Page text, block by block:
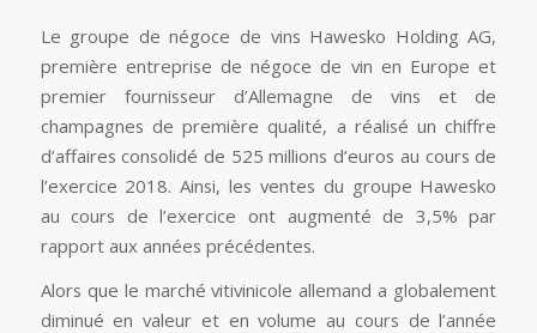
Le groupe de négoce de vins Hawesko Holding AG,
première entreprise de négoce de vin en Europe et
premier fournisseur d’Allemagne de vins et de
champagnes de première qualité, a réalisé un chiffre
d’affaires consolidé de 525 millions d’euros au cours de
l’exercice 2018. Ainsi, les ventes du groupe Hawesko
au cours de l’exercice ont augmenté de 3,5% par
rapport aux années précédentes.
Alors que le marché vitivinicole allemand a globalement
diminué en valeur et en volume au cours de l’année